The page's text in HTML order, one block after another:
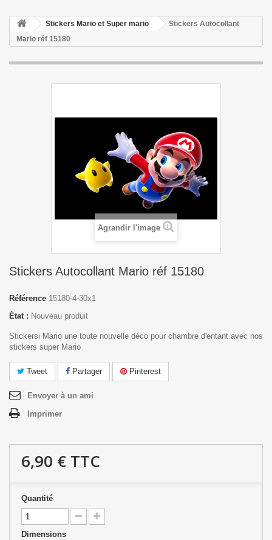
Stickers Mario et Super mario
Stickers Autocollant
Mario réf 15180
Agrandir l'image
Stickers Autocollant Mario réf 15180
Référence 15180-4-30x1
État : Nouveau produit
Stickersi Mario une toute nouvelle déco pour chambre d'entant avec nos
stickers super Mario
Tweet Partager Pinterest
Envoyer à un ami
Imprimer
6,90 € TTC
Quantité
Dimensions